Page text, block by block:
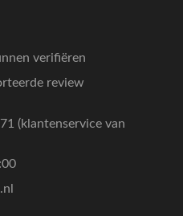
verifiëren
review
(klantenservice van